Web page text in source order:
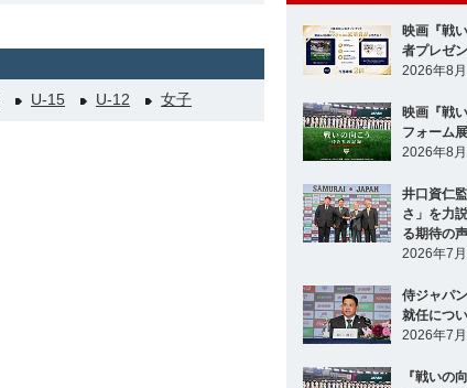
U-15 U-12 女子
映画『戦
者プレゼ
2026年8月
映画『戦
フォーム
2026年8月
井口資仁
さ」を力
る期待の声
2026年7
侍ジャパ
就任につ
2026年7
『戦いの